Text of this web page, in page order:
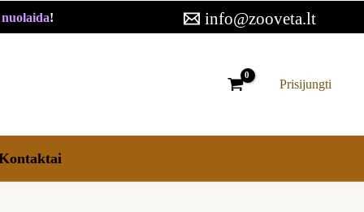
! info@zooveta.lt
Prisijungti